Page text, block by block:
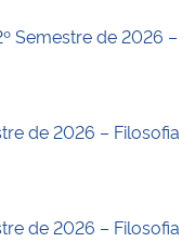
Semestre de 2026 –
de 2026 – Filosofia
de 2026 – Filosofia